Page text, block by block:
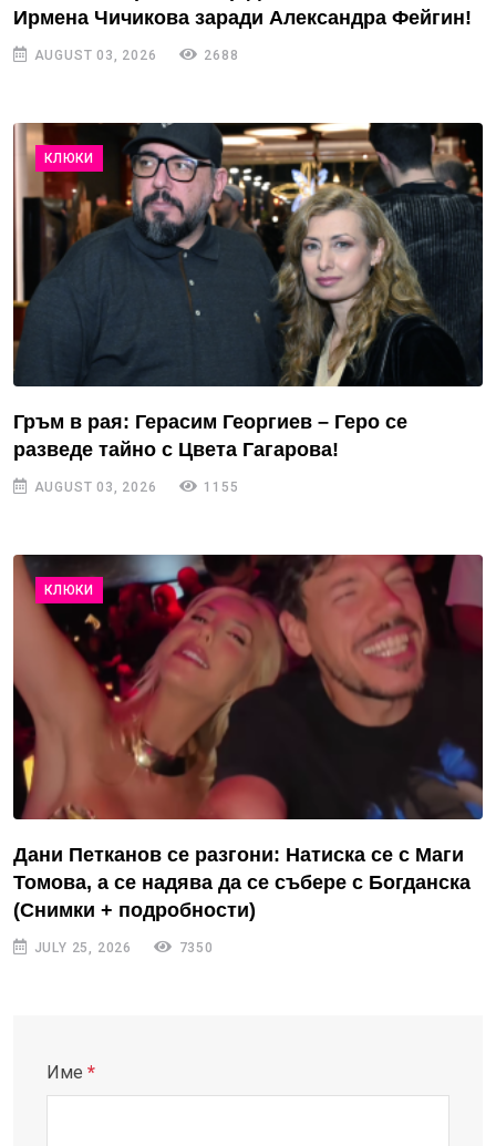
Ирмена Чичикова заради Александра Фейгин!
AUGUST 03, 2026 2688
КЛЮКИ
Гръм в рая: Герасим Георгиев – Геро се
разведе тайно с Цвета Гагарова!
AUGUST 03, 2026 1155
КЛЮКИ
Дани Петканов се разгони: Натиска се с Маги
Томова, а се надява да се събере с Богданска
(Снимки + подробности)
JULY 25, 2026 7350
Име *